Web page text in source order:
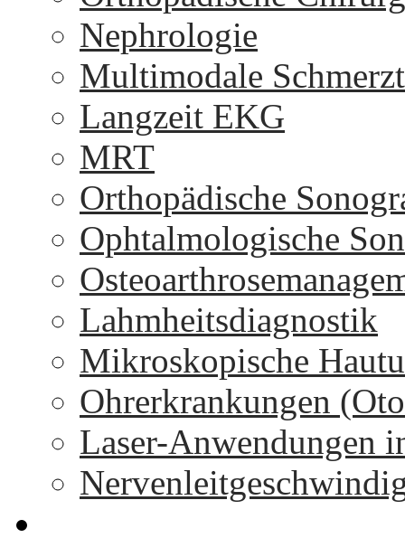
Nephrologie
Multimodale
Langzeit EKG
MRT
Orthopädische
Ophtalmologische
Lahmheitsdiagnostik
Mikroskopische
Ohrerkrankungen
Laser-Anwendungen